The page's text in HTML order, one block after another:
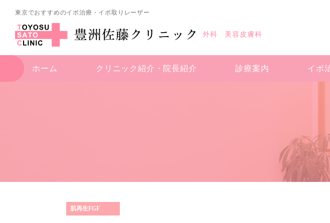
東京でおすすめのイボ治療・イボ取りレーザー
外科 美容皮膚科
ホーム クリニック紹介・ 院長紹介 診療案内 イボ
肌再生FGF